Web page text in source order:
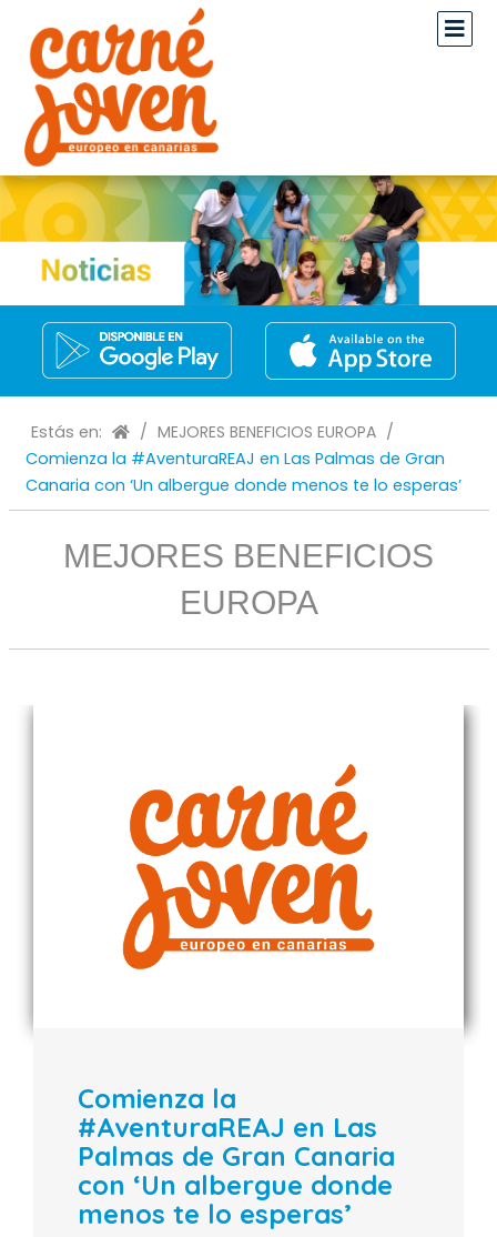
Estás en: / MEJORES BENEFICIOS EUROPA /
Comienza la #AventuraREAJ en Las Palmas de Gran
Canaria con ‘Un albergue donde menos te lo esperas’
MEJORES BENEFICIOS
EUROPA
Comienza la
#AventuraREAJ en Las
Palmas de Gran Canaria
con ‘Un albergue donde
menos te lo esperas’